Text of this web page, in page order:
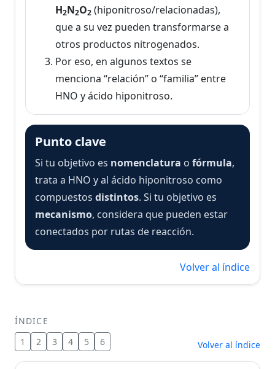
H2N2O2 (hiponitroso/relacionadas),
que a su vez pueden transformarse a
otros productos nitrogenados.
Por eso, en algunos textos se
menciona “relación” o “familia” entre
HNO y ácido hiponitroso.
Punto clave
Si tu objetivo es nomenclatura o fórmula,
trata a HNO y al ácido hiponitroso como
compuestos distintos. Si tu objetivo es
mecanismo, considera que pueden estar
conectados por rutas de reacción.
Volver al índice
ÍNDICE
1
2 3 4 5 6 Volver al índice